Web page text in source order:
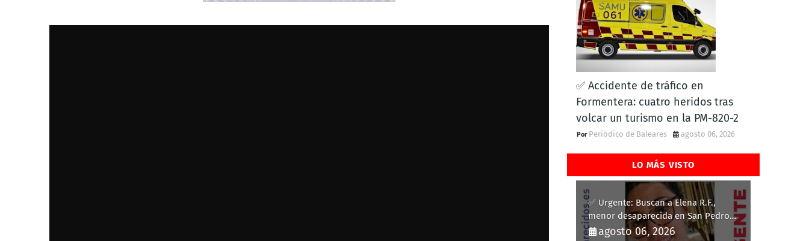
✅ Accidente de tráfico en
Formentera: cuatro heridos tras
volcar un turismo en la PM-820-2
Periódico de Baleares agosto 06, 2026
LO MÁS VISTO
✅ Urgente: Buscan a Elena R.F.,
menor desaparecida en San Pedro
del Pinatar
agosto 06, 2026